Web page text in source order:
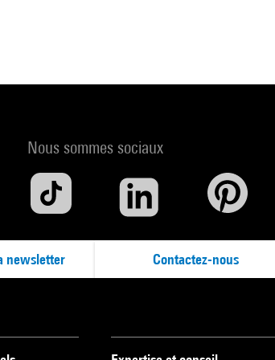
Nous sommes sociaux
newsletter Contactez-nous